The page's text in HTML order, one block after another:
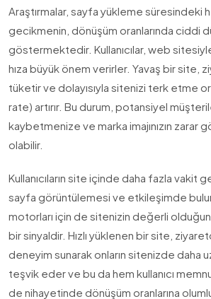
Araştırmalar, sayfa yükleme süresindeki
gecikmenin, dönüşüm oranlarında ciddi
göstermektedir. Kullanıcılar, web
hıza büyük önem verirler. Yavaş bir site,
tüketir ve dolayısıyla sitenizi terk etme
rate) artırır. Bu durum, potansiyel
kaybetmenize ve marka imajınızın zarar
olabilir.
Kullanıcıların site içinde daha fazla vakit
sayfa görüntülemesi ve etkileşimde
motorları için de sitenizin değerli
bir sinyaldir. Hızlı yüklenen bir site,
deneyim sunarak onların sitenizde daha
teşvik eder ve bu da hem kullanıcı
de nihayetinde dönüşüm oranlarına